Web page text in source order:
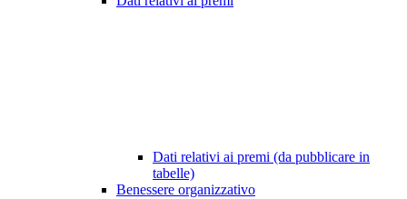
Dati relativi ai premi (da pubblicare in
tabelle)
Benessere organizzativo